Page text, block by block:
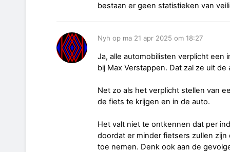
bestaan er geen statistieken van
Nyh op ma 21 apr 2025 om 18:27
Ja, alle automobilisten verplicht een
bij Max Verstappen. Dat zal ze uit de
Net zo als het verplicht stellen van
de fiets te krijgen en in de auto.
Het valt niet te ontkennen dat per
doordat er minder fietsers zullen
toe nemen. Denk ook aan de